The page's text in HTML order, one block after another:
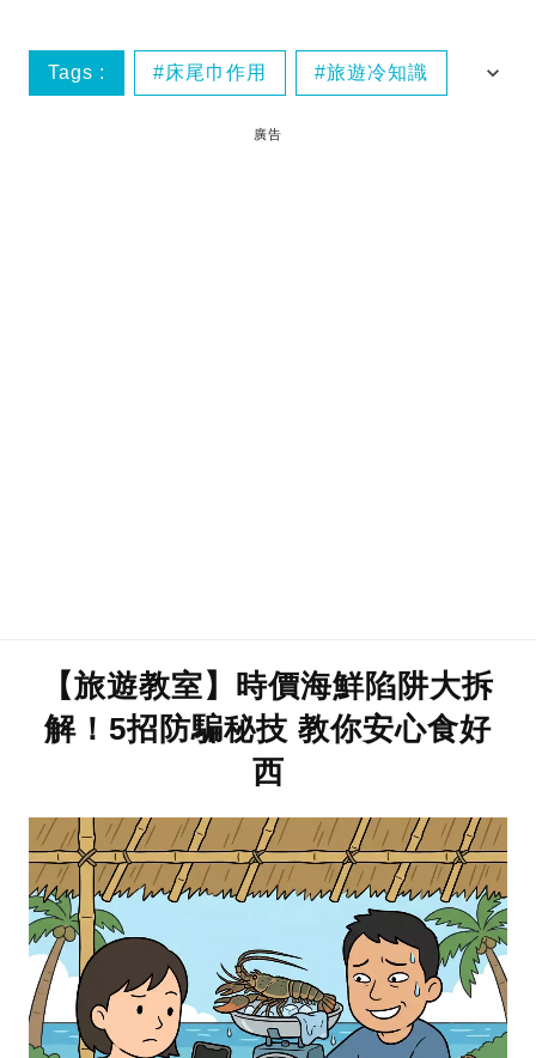
Tags : 床尾巾作用 旅遊冷知識
廣告
【旅遊教室】時價海鮮陷阱大拆
解！5招防騙秘技 教你安心食好
西